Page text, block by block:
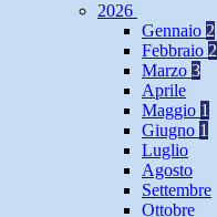
2026
Gennaio 2
Febbraio 2
Marzo 3
Aprile
Maggio 1
Giugno 1
Luglio
Agosto
Settembre
Ottobre